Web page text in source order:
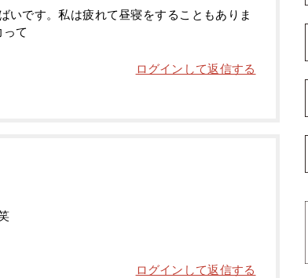
いです。私は疲れて昼寝をすることもありま
て
ログインして返信する
ログインして返信する